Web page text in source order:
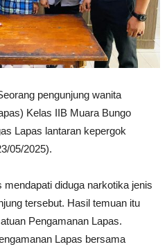
pengunjung wanita
Kelas IIB Muara Bungo
Lapas lantaran kepergok
05/2025).
mendapati diduga narkotika jenis
tersebut. Hasil temuan itu
Pengamanan Lapas.
Lapas bersama